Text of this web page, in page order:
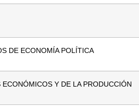
DE ECONOMÍA POLÍTICA
Y DE LA PRODUCCIÓN